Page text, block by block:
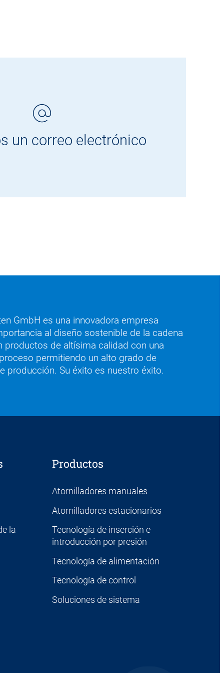
un correo electrónico
GmbH es una innovadora empresa
al diseño sostenible de la cadena
productos de altísima calidad con una
permitiendo un alto grado de
producción. Su éxito es nuestro éxito.
la
Productos
Atornilladores manuales
Atornilladores estacionarios
Tecnología de inserción e
introducción por presión
Tecnología de alimentación
Tecnología de control
Soluciones de sistema